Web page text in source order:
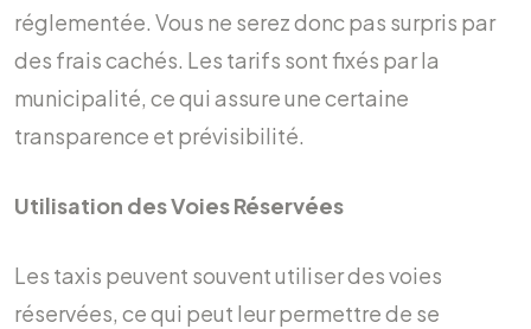
réglementée. Vous ne serez donc pas surpris par
des frais cachés. Les tarifs sont fixés par la
municipalité, ce qui assure une certaine
transparence et prévisibilité.
Utilisation des Voies Réservées
Les taxis peuvent souvent utiliser des voies
réservées, ce qui peut leur permettre de se